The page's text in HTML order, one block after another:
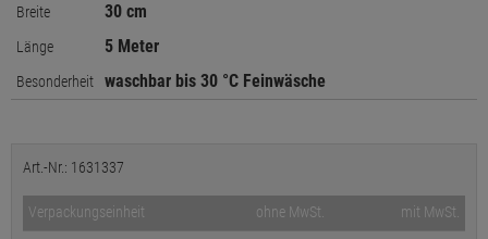
Breite 30 cm
Länge 5 Meter
Besonderheit waschbar bis 30 °C Feinwäsche
Art.-Nr.: 1631337
Verpackungseinheit ohne MwSt. mit MwSt.